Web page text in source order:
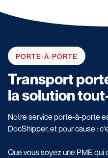
PORTE-À-PORTE
Transport
la solution
Notre service porte-à-porte
DocShipper, et pour cause :
Que vous soyez une PME